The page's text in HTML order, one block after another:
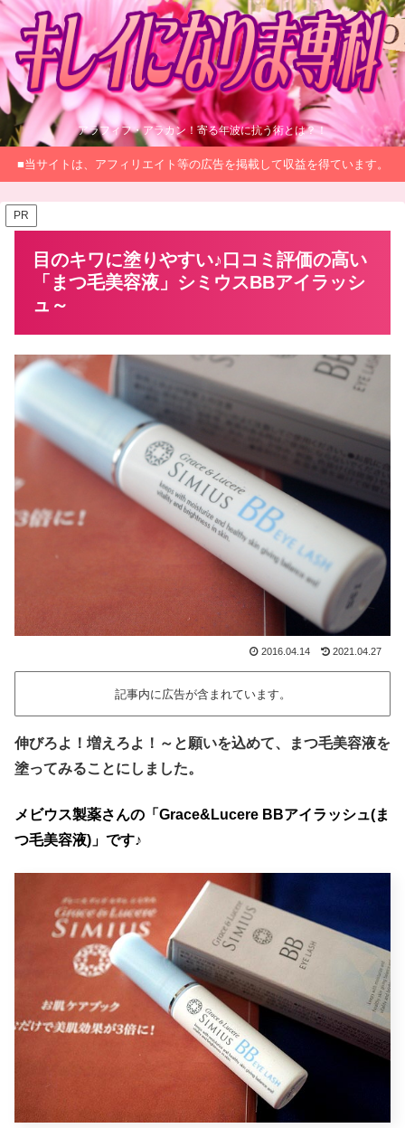
アラフィフ・アラカン！寄る年波に抗う術とは？！
■当サイトは、アフィリエイト等の広告を掲載して収益を得ています。
PR
目のキワに塗りやすい♪口コミ評価の高い
「まつ毛美容液」シミウスBBアイラッシ
ュ～
2016.04.14 2021.04.27
記事内に広告が含まれています。
伸びろよ！増えろよ！～と願いを込めて、まつ毛美容液を
塗ってみることにしました。
メビウス製薬さんの「Grace&Lucere BBアイラッシュ(ま
つ毛美容液)」です♪